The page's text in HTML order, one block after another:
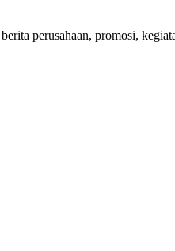
perusahaan, promosi,